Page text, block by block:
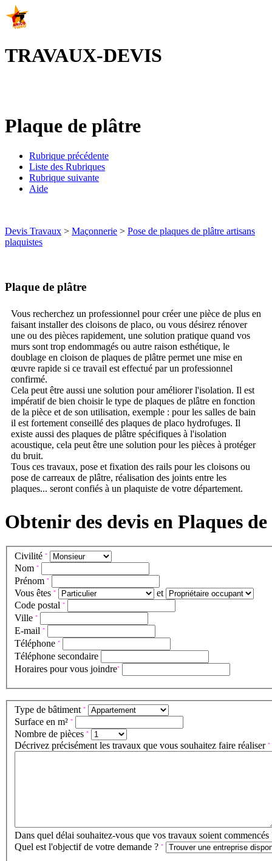
TRAVAUX-DEVIS
Plaque de plâtre
Rubrique précédente
Liste des Rubriques
Rubrique suivante
Aide
Devis Travaux > Maçonnerie > Pose de plaques de plâtre artisans
plaquistes
Plaque de plâtre
Vous recherchez un professionnel pour créer une pièce de plus en
faisant installer des cloisons de placo, ou vous désirez rénover
une ou des pièces rapidement, une solution pratique quand vos
murs sont trop endommagés ou autre raison esthétique, le
doublage en cloison de plaques de plâtre permet une mise en
œuvre rapide si ce travail est effectué par un professionnel
confirmé.
Cela peut être aussi une solution pour améliorer l'isolation. Il est
impératif de bien choisir le type de plaques de plâtre en fonction
de la pièce et de son utilisation, exemple : pour les salles de bain
il est fortement conseillé des plaques de placo hydrofuges. Il
existe aussi des plaques de plâtre spécifiques à l'isolation
acoustique, cela peut être une solution pour les pièces à protéger
du bruit.
Tous ces travaux, pose et fixation des rails pour les cloisons ou
pose de carreaux de plâtre, réalisation des joints entre les
plaques... seront confiés à un plaquiste de votre département.
Obtenir des devis en Plaques
Civilité *
Nom *
Prénom *
Vous êtes *
et
Code postal *
Ville *
E-mail *
Téléphone *
Téléphone secondaire
Horaires pour vous joindre*
Type de bâtiment *
Surface en m² *
Nombre de pièces *
Décrivez précisément les travaux que vous souhaitez faire réaliser *
Dans quel délai souhaitez-vous que vos travaux soient
Quel est l'objectif de votre demande ? *